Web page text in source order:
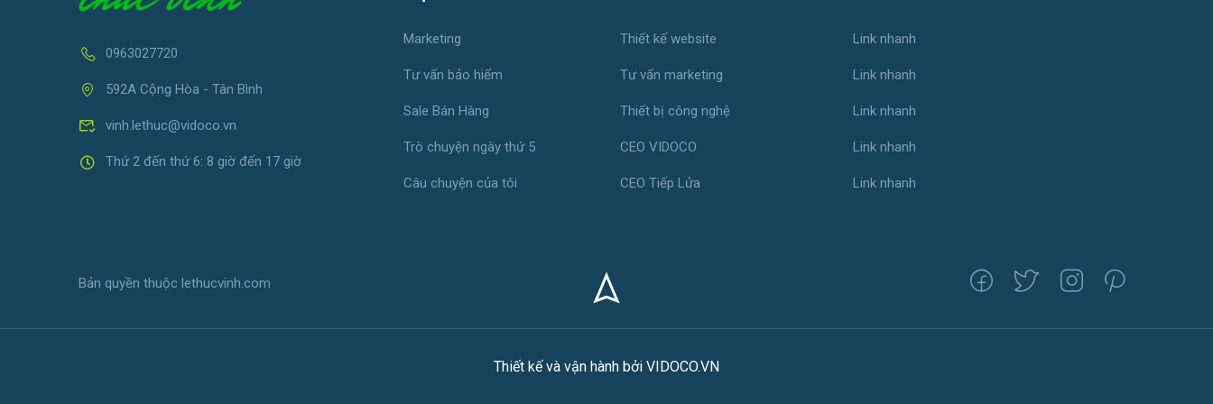
0963027720
592A Cộng Hòa - Tân Bình
vinh.lethuc@vidoco.vn
Thứ 2 đến thứ 6: 8 giờ đến 17 giờ
Marketing
Tư vấn bảo hiểm
Sale Bán Hàng
Trò chuyện ngày thứ 5
Câu chuyện của tôi
Thiết kế website
Tư vấn marketing
Thiết bị công nghệ
CEO VIDOCO
CEO Tiếp Lửa
Link nhanh
Link nhanh
Link nhanh
Link nhanh
Link nhanh
Bản quyền thuộc lethucvinh.com
Thiết kế và vận hành bởi VIDOCO.VN